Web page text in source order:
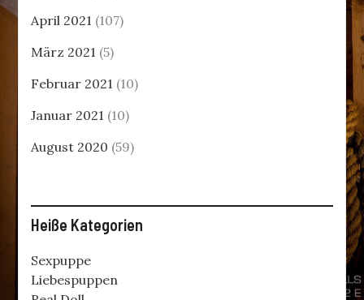
April 2021 (107)
März 2021 (5)
Februar 2021 (10)
Januar 2021 (10)
August 2020 (59)
Heiße Kategorien
Sexpuppe
Liebespuppen